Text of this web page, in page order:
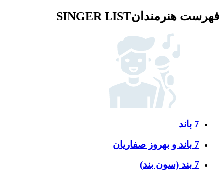
فهرست هنرمندانSINGER LIST
7 باند
7 باند و بهروز صفاریان
7 بند (سون بند)